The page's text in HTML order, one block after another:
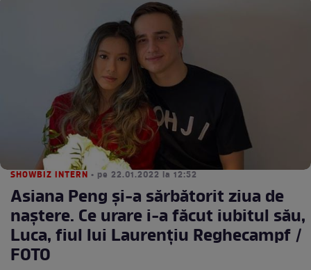
SHOWBIZ INTERN • pe 22.01.2022 la 12:52
Asiana Peng și-a sărbătorit ziua de
naștere. Ce urare i-a făcut iubitul său,
Luca, fiul lui Laurențiu Reghecampf /
FOTO